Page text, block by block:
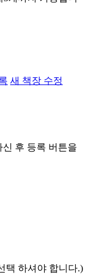
새 책장 수정
신 후 등록 버튼을
택 하셔야 합니다.)